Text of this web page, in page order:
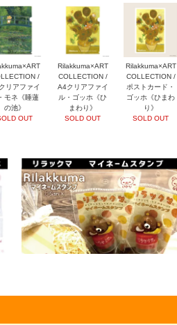
/
リアファイ
モネ《睡蓮
の池》
OUT
Rilakkuma×ART
COLLECTION /
A4クリアファイ
ル・ゴッホ《ひ
まわり》
SOLD OUT
Rilakkuma×ART
COLLECTION /
ポストカード・
ゴッホ《ひまわ
り》
SOLD OUT